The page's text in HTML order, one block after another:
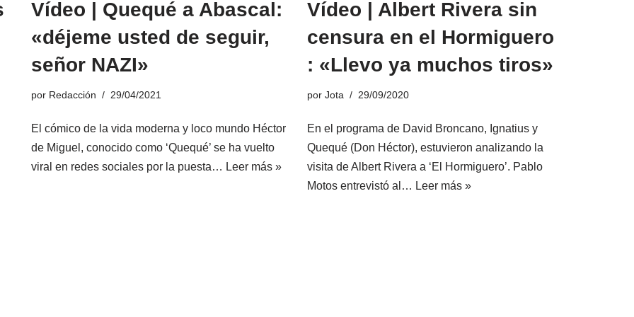
Vídeo | Quequé a Abascal:
«déjeme usted de seguir,
señor NAZI»
por Redacción 29/04/2021
El cómico de la vida moderna y loco mundo Héctor
de Miguel, conocido como ‘Quequé’ se ha vuelto
viral en redes sociales por la puesta… Leer más »
Vídeo | Albert Rivera sin
censura en el Hormiguero
: «Llevo ya muchos tiros»
por Jota 29/09/2020
En el programa de David Broncano, Ignatius y
Quequé (Don Héctor), estuvieron analizando la
visita de Albert Rivera a ‘El Hormiguero’. Pablo
Motos entrevistó al… Leer más »